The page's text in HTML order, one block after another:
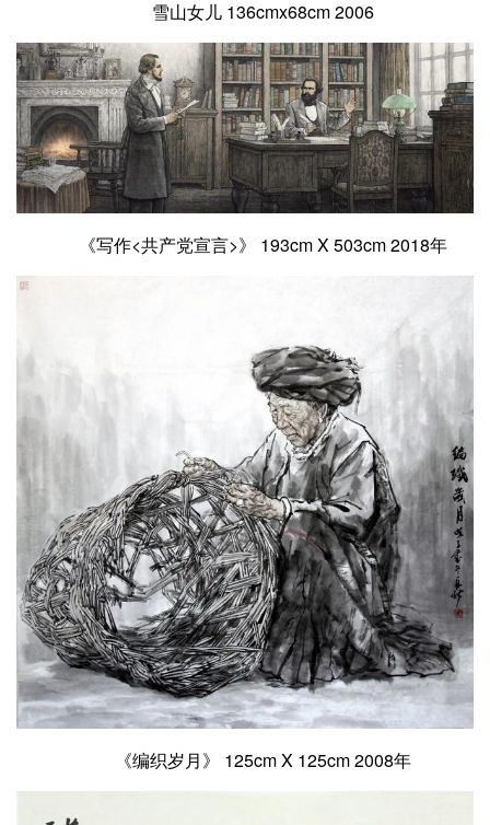
雪山女儿 136cmx68cm 2006
《写作<共产党宣言>》 193cm X 503cm 2018年
《编织岁月》 125cm X 125cm 2008年